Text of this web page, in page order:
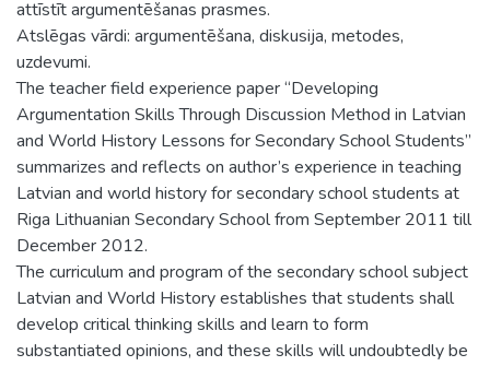
attīstīt argumentēšanas prasmes.
Atslēgas vārdi: argumentēšana, diskusija, metodes,
uzdevumi.
The teacher field experience paper “Developing
Argumentation Skills Through Discussion Method in Latvian
and World History Lessons for Secondary School Students”
summarizes and reflects on author’s experience in teaching
Latvian and world history for secondary school students at
Riga Lithuanian Secondary School from September 2011 till
December 2012.
The curriculum and program of the secondary school subject
Latvian and World History establishes that students shall
develop critical thinking skills and learn to form
substantiated opinions, and these skills will undoubtedly be